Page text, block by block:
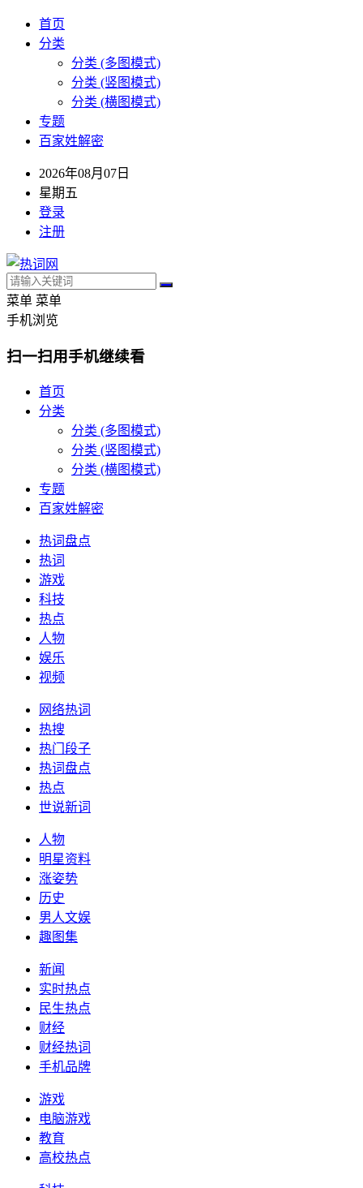
首页
分类
分类 (多图模式)
分类 (竖图模式)
分类 (横图模式)
专题
百家姓解密
2026年08月07日
星期五
登录
注册
菜单 菜单
手机浏览
扫一扫用手机继续看
首页
分类
分类 (多图模式)
分类 (竖图模式)
分类 (横图模式)
专题
百家姓解密
热词盘点
热词
游戏
科技
热点
人物
娱乐
视频
网络热词
热搜
热门段子
热词盘点
热点
世说新词
人物
明星资料
涨姿势
历史
男人文娱
趣图集
新闻
实时热点
民生热点
财经
财经热词
手机品牌
游戏
电脑游戏
教育
高校热点